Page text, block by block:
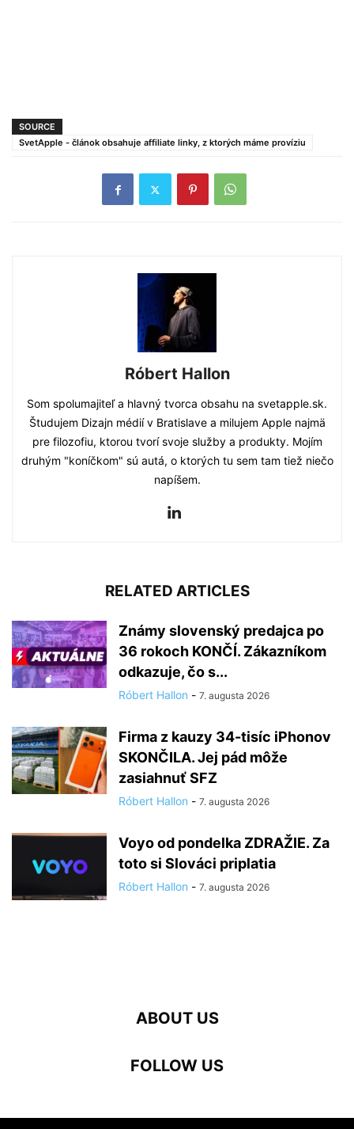
SOURCE
SvetApple - článok obsahuje affiliate linky, z ktorých máme províziu
Róbert Hallon
Som spolumajiteľ a hlavný tvorca obsahu na svetapple.sk.
Študujem Dizajn médií v Bratislave a milujem Apple najmä
pre filozofiu, ktorou tvorí svoje služby a produkty. Mojím
druhým "koníčkom" sú autá, o ktorých tu sem tam tiež niečo
napíšem.
RELATED ARTICLES
Známy slovenský predajca po
36 rokoch KONČÍ. Zákazníkom
odkazuje, čo s...
Róbert Hallon - 7. augusta 2026
Firma z kauzy 34-tisíc iPhonov
SKONČILA. Jej pád môže
zasiahnuť SFZ
Róbert Hallon - 7. augusta 2026
Voyo od pondelka ZDRAŽIE. Za
toto si Slováci priplatia
Róbert Hallon - 7. augusta 2026
ABOUT US
FOLLOW US